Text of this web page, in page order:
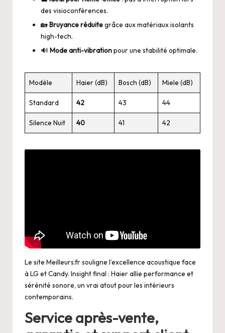
des visioconférences.
🏡Bruyance réduitegrâce aux matériaux isolants
high-tech.
🔊 Mode anti-vibrationpour une stabilité optimale.
Modèle Haier (dB) Bosch (dB) Miele (dB)
Standard 42 43 44
Silence Nuit 40 41 42
Le site Meilleurs.frsouligne l’excellence acoustique face
à LG et Candy. Insight final : Haier allie performance et
sérénité sonore, un vrai atout pour les intérieurs
contemporains.
Service après-vente,